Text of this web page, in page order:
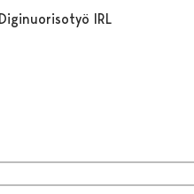
Diginuorisotyö IRL